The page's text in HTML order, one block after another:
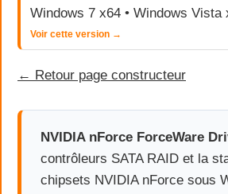
Windows 7 x64 • Windows Vista
Voir cette version →
← Retour page constructeur
NVIDIA nForce ForceWare
contrôleurs SATA RAID et la
chipsets NVIDIA nForce sous